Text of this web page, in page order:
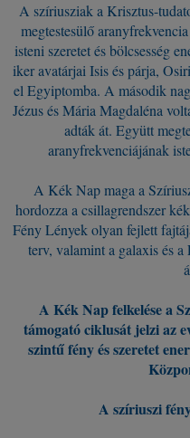
A szíriusziak a Krisztus-
megtestesülő
isteni szeretet és bölcsesség
iker avatárjai Isis és párja,
el Egyiptomba. A második
Jézus és Mária Magdaléna
adták át. Együtt
aranyfrekvenciájának
A Kék Nap maga a
hordozza a csillagrendszer
Fény Lények olyan fejlett
terv, valamint a galaxis és
A Kék Nap felkelése a
támogató ciklusát jelzi az
szintű fény és szeretet
A szíriuszi